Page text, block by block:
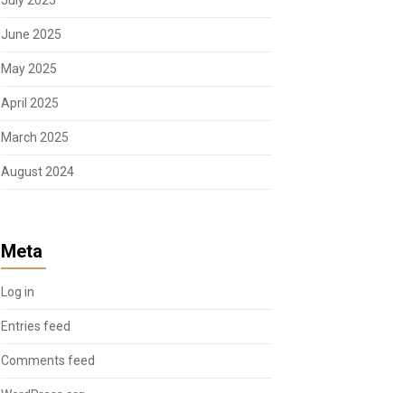
June 2025
May 2025
April 2025
March 2025
August 2024
Meta
Log in
Entries feed
Comments feed